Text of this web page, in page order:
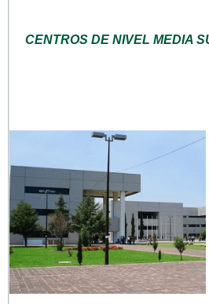
CENTROS DE NIVEL MEDIA